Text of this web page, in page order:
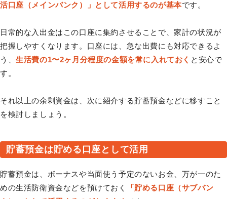
活口座（メインバンク）」として活用するのが基本です。
日常的な入出金はこの口座に集約させることで、家計の状況が
把握しやすくなります。口座には、急な出費にも対応できるよ
う、生活費の1〜2ヶ月分程度の金額を常に入れておく と安心で
す。
それ以上の余剰資金は、次に紹介する貯蓄預金などに移すこと
を検討しましょう。
貯蓄預金は貯める口座として活用
貯蓄預金は、ボーナスや当面使う予定のないお金、万が一のた
めの生活防衛資金などを預けておく
「貯める口座（サブバン